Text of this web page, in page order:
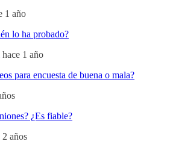
1 año
lo ha probado?
hace 1 año
para encuesta de buena o mala?
¿Es fiable?
2 años